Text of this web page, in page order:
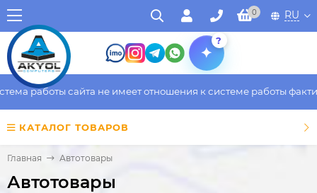
0 RU
?
сайта не имеет отношения к системе работы
КАТАЛОГ ТОВАРОВ
Главная Автотовары
Автотовары